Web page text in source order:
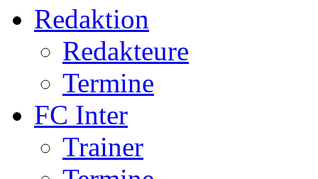
Termine
Street Footb Work
S.F. Worker
Quartiere
Kontakt